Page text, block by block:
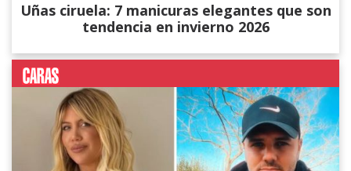
Uñas ciruela: 7 manicuras elegantes que son
tendencia en invierno 2026